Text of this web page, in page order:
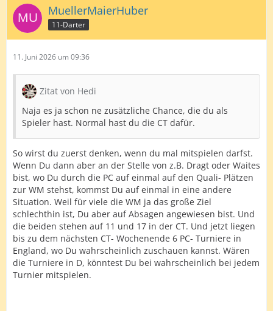
MuellerMaierHuber
11-Darter
11. Juni 2026 um 09:36
Zitat von Hedi
Naja es ja schon ne zusätzliche Chance, die du als
Spieler hast. Normal hast du die CT dafür.
So wirst du zuerst denken, wenn du mal mitspielen darfst.
Wenn Du dann aber an der Stelle von z.B. Dragt oder Waites
bist, wo Du durch die PC auf einmal auf den Quali- Plätzen
zur WM stehst, kommst Du auf einmal in eine andere
Situation. Weil für viele die WM ja das große Ziel
schlechthin ist, Du aber auf Absagen angewiesen bist. Und
die beiden stehen auf 11 und 17 in der CT. Und jetzt liegen
bis zu dem nächsten CT- Wochenende 6 PC- Turniere in
England, wo Du wahrscheinlich zuschauen kannst. Wären
die Turniere in D, könntest Du bei wahrscheinlich bei jedem
Turnier mitspielen.